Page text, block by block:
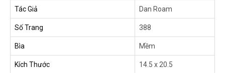
Tác Giả Dan Roam
Số Trang 388
Bìa Mềm
Kích Thước 14.5 x 20.5